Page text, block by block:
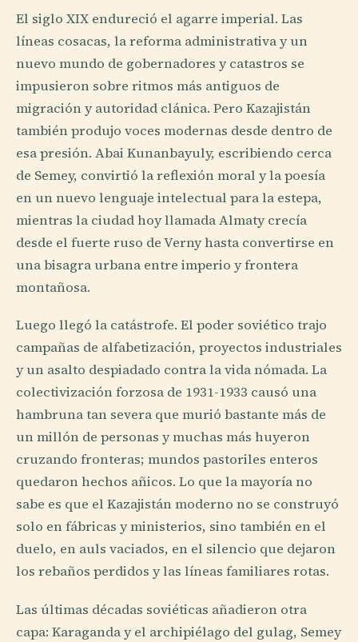
El siglo XIX endureció el agarre imperial. Las
líneas cosacas, la reforma administrativa y un
nuevo mundo de gobernadores y catastros se
impusieron sobre ritmos más antiguos de
migración y autoridad clánica. Pero Kazajistán
también produjo voces modernas desde dentro de
esa presión. Abai Kunanbayuly, escribiendo cerca
de Semey, convirtió la reflexión moral y la poesía
en un nuevo lenguaje intelectual para la estepa,
mientras la ciudad hoy llamada Almaty crecía
desde el fuerte ruso de Verny hasta convertirse en
una bisagra urbana entre imperio y frontera
montañosa.
Luego llegó la catástrofe. El poder soviético trajo
campañas de alfabetización, proyectos industriales
y un asalto despiadado contra la vida nómada. La
colectivización forzosa de 1931-1933 causó una
hambruna tan severa que murió bastante más de
un millón de personas y muchas más huyeron
cruzando fronteras; mundos pastoriles enteros
quedaron hechos añicos. Lo que la mayoría no
sabe es que el Kazajistán moderno no se construyó
solo en fábricas y ministerios, sino también en el
duelo, en auls vaciados, en el silencio que dejaron
los rebaños perdidos y las líneas familiares rotas.
Las últimas décadas soviéticas añadieron otra
capa: Karaganda y el archipiélago del gulag, Semey